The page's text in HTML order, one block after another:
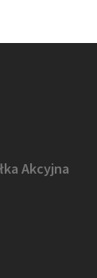
Akcyjna